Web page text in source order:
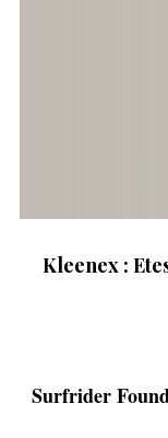
Kleenex :
Surfrider